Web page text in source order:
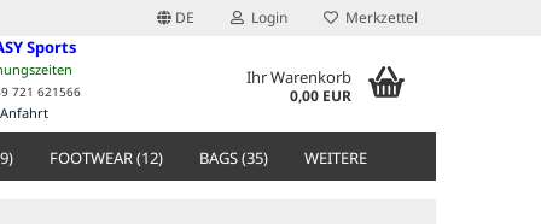
DE Login Merkzettel
Sports
721 621566
Anfahrt
Ihr Warenkorb
0,00 EUR
FOOTWEAR (12) BAGS (35) WEITERE